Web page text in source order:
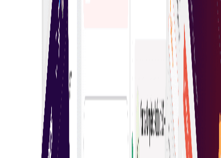
Putuskan dengan yakin
Buat keputusan pembelian yang betul dengan yakin.
Platform kami menyediakan maklumat lengkap,
kemas kini masa nyata, dan alat mesra pengguna.
Kecerdasan Buatan & Pembelajaran Mesin